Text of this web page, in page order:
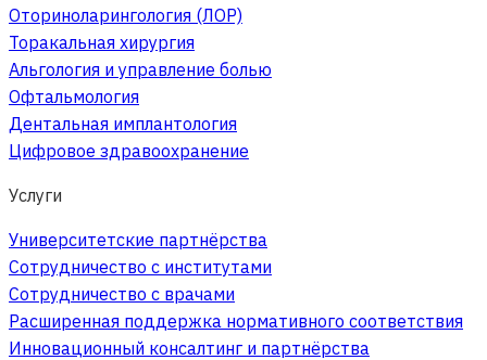
Оториноларингология (ЛОР)
Торакальная хирургия
Альгология и управление болью
Офтальмология
Дентальная имплантология
Цифровое здравоохранение
Услуги
Университетские партнёрства
Сотрудничество с институтами
Сотрудничество с врачами
Расширенная поддержка нормативного соответствия
Инновационный консалтинг и партнёрства